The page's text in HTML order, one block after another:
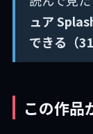
ュア
できる（
この作品